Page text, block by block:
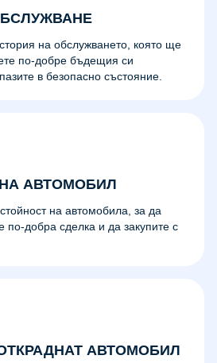
на обслужването, която ще
по-добре бъдещия си
в безопасно състояние.
АВТОМОБИЛ
на автомобила, за да
по-добра сделка и да закупите с
АВТОМОБИЛ